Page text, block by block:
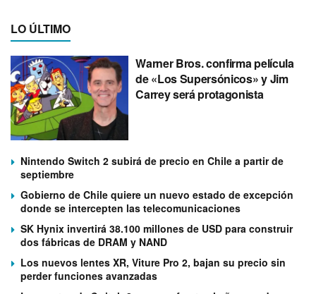
LO ÚLTIMO
Warner Bros. confirma película
de «Los Supersónicos» y Jim
Carrey será protagonista
Nintendo Switch 2 subirá de precio en Chile a partir de
septiembre
Gobierno de Chile quiere un nuevo estado de excepción
donde se intercepten las telecomunicaciones
SK Hynix invertirá 38.100 millones de USD para construir
dos fábricas de DRAM y NAND
Los nuevos lentes XR, Viture Pro 2, bajan su precio sin
perder funciones avanzadas